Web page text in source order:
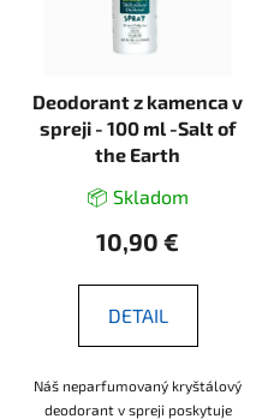
Deodorant z kamenca v
spreji - 100 ml -Salt of
the Earth
📦 Skladom
10,90 €
DETAIL
Náš neparfumovaný kryštálový
deodorant v spreji poskytuje